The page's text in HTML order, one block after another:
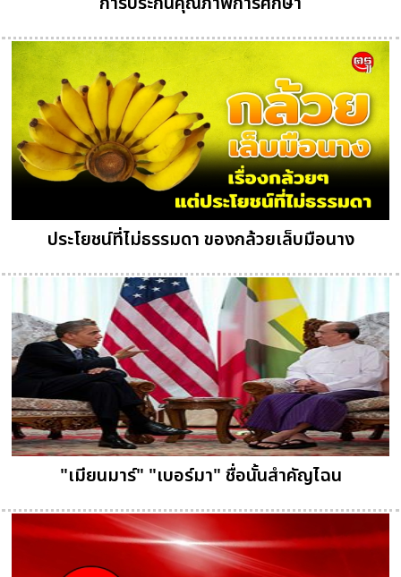
ประโยชน์ที่ไม่ธรรมดา ของกล้วยเล็บมือนาง
"เมียนมาร์" "เบอร์มา" ชื่อนั้นสำคัญไฉน